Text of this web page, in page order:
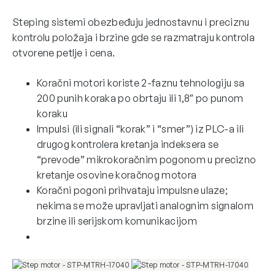
Steping sistemi obezbeđuju jednostavnu i preciznu
kontrolu položaja i brzine gde se razmatraju kontrola
otvorene petlje i cena.
Koračni motori koriste 2-faznu tehnologiju sa
200 punih koraka po obrtaju ili 1,8″ po punom
koraku
Impulsi (ili signali “korak” i “smer”) iz PLC-a ili
drugog kontrolera kretanja indeksera se
“prevode” mikrokoračnim pogonom u precizno
kretanje osovine koračnog motora
Koračni pogoni prihvataju impulsne ulaze;
nekima se može upravljati analognim signalom
brzine ili serijskom komunikacijom